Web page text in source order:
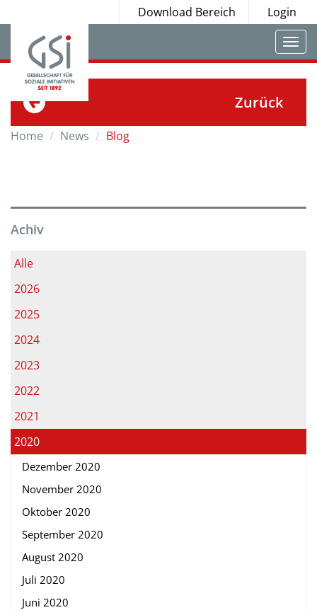
Download Bereich Login
Zurück
Home News Blog
Achiv
Alle
2026
2025
2024
2023
2022
2021
2020
Dezember 2020
November 2020
Oktober 2020
September 2020
August 2020
Juli 2020
Juni 2020